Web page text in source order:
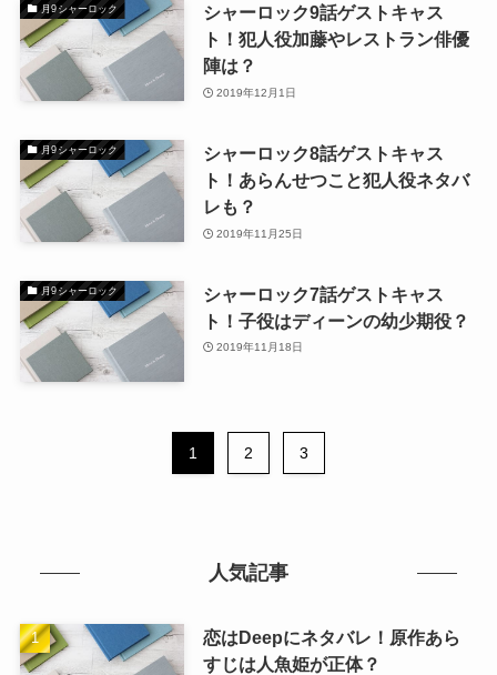
月9シャーロック
シャーロック9話ゲストキャス
ト！犯人役加藤やレストラン俳優
陣は？
2019年12月1日
月9シャーロック
シャーロック8話ゲストキャス
ト！あらんせつこと犯人役ネタバ
レも？
2019年11月25日
月9シャーロック
シャーロック7話ゲストキャス
ト！子役はディーンの幼少期役？
2019年11月18日
1 2 3
人気記事
恋はDeepにネタバレ！原作あら
すじは人魚姫が正体？